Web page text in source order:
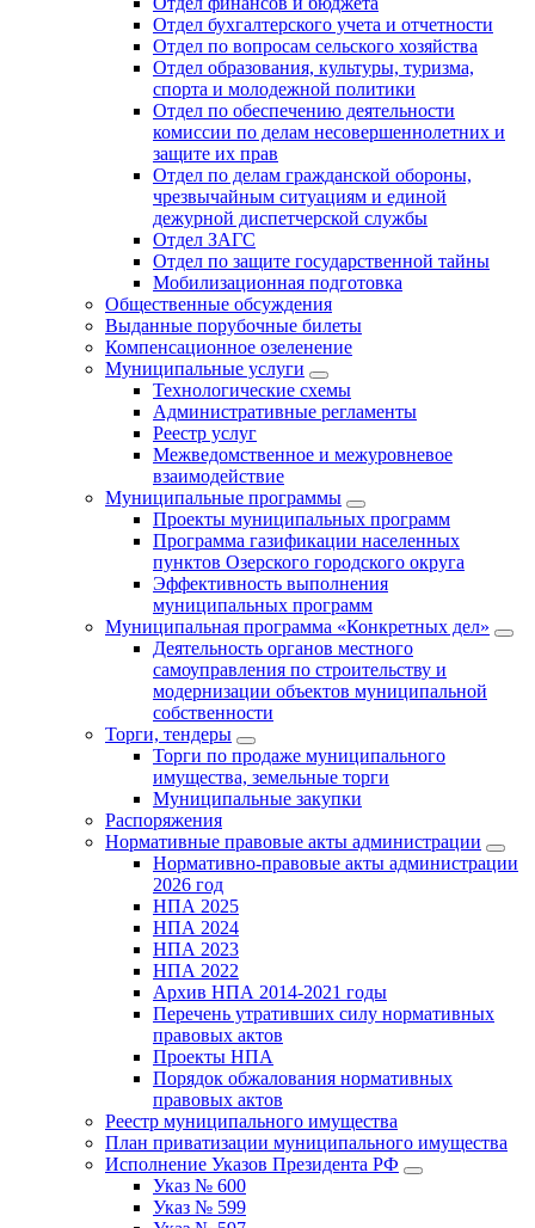
Отдел бухгалтерского учета и отчетности
Отдел по вопросам сельского хозяйства
Отдел образования, культуры, туризма,
спорта и молодежной политики
Отдел по обеспечению деятельности
комиссии по делам несовершеннолетних и
защите их прав
Отдел по делам гражданской обороны,
чрезвычайным ситуациям и единой
дежурной диспетчерской службы
Отдел ЗАГС
Отдел по защите государственной тайны
Мобилизационная подготовка
Общественные обсуждения
Выданные порубочные билеты
Компенсационное озеленение
Муниципальные услуги
Технологические схемы
Административные регламенты
Реестр услуг
Межведомственное и межуровневое
взаимодействие
Муниципальные программы
Проекты муниципальных программ
Программа газификации населенных
пунктов Озерского городского округа
Эффективность выполнения
муниципальных программ
Муниципальная программа «Конкретных дел»
Деятельность органов местного
самоуправления по строительству и
модернизации объектов муниципальной
собственности
Торги, тендеры
Торги по продаже муниципального
имущества, земельные торги
Муниципальные закупки
Распоряжения
Нормативные правовые акты администрации
Нормативно-правовые акты администрации
2026 год
НПА 2025
НПА 2024
НПА 2023
НПА 2022
Архив НПА 2014-2021 годы
Перечень утративших силу нормативных
правовых актов
Проекты НПА
Порядок обжалования нормативных
правовых актов
Реестр муниципального имущества
План приватизации муниципального имущества
Исполнение Указов Президента РФ
Указ № 600
Указ № 599